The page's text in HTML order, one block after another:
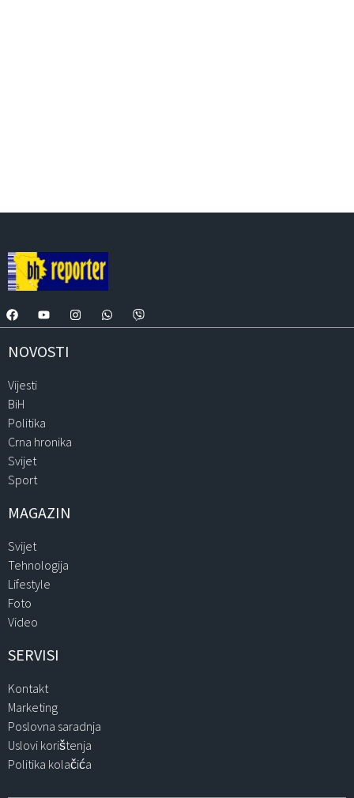
NOVOSTI
Vijesti
BiH
Politika
Crna hronika
Svijet
Sport
MAGAZIN
Svijet
Tehnologija
Lifestyle
Foto
Video
SERVISI
Kontakt
Marketing
Poslovna saradnja
Uslovi korištenja
Politika kolačića